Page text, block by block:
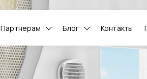
Партнерам Блог Контакты